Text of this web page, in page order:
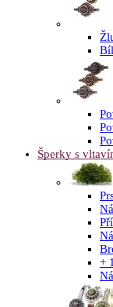
Šperky s
+